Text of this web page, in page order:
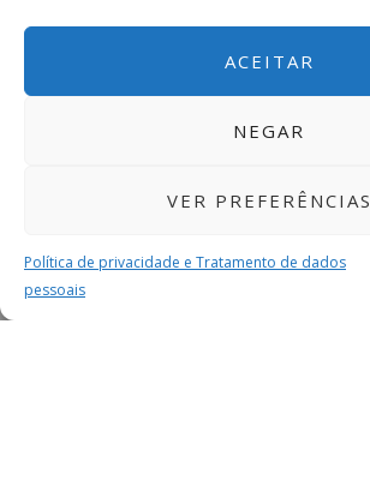
ACEITAR
NEGAR
VER PREFERÊNCIAS
Política de privacidade e Tratamento de dados
pessoais